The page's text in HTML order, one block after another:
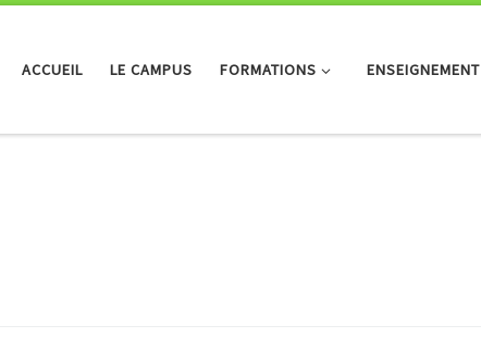
ACCUEIL LE CAMPUS FORMATIONS ENSEIGNEMENT